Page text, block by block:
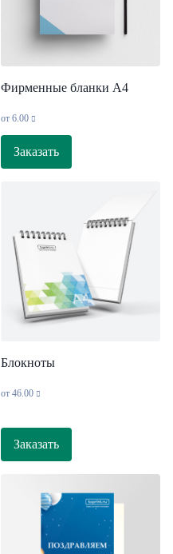
Фирменные бланки А4
от 6.00
Заказать
Блокноты
от 46.00
Заказать